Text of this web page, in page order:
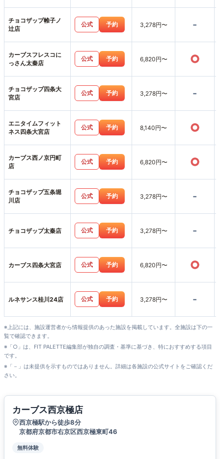
チョコザップ帷子ノ
辻店
公式 予約 3,278円〜 -
カーブスフレスコに
っさん太秦店
公式 予約 6,820円〜 ○
チョコザップ四条大
宮店
公式 予約 3,278円〜 -
エニタイムフィット
ネス四条大宮店
公式 予約 8,140円〜 ○
カーブス西ノ京円町
店
公式 予約 6,820円〜 ○
チョコザップ五条堀
川店
公式 予約 3,278円〜 -
チョコザップ太秦店 公式 予約 3,278円〜 -
カーブス四条大宮店 公式 予約 6,820円〜 ○
ルネサンス桂川24店 公式 予約 3,278円〜 -
※上記には、施設運営者から情報提供のあった施設を掲載しています。全施設は下の一
覧で確認できます。
※「○」は、FIT PALETTE編集部が独自の調査・基準に基づき、特におすすめする項目
です。
※「－」は未提供を示すものではありません。詳細は各施設の公式サイトをご確認くだ
さい。
カーブス西京極店
西京極駅から徒歩8分
京都府京都市右京区西京極東町46
無料体験